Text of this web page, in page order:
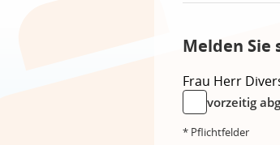
Melden Sie
Frau Herr
vorzeitig
* Pflichtfelder